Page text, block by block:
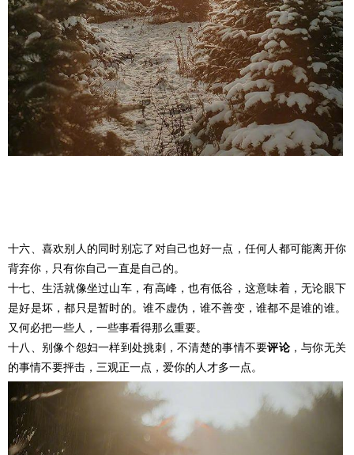
十六、喜欢别人的同时别忘了对自己也好一点，任何人都可能离开你
背弃你，只有你自己一直是自己的。
十七、生活就像坐过山车，有高峰，也有低谷，这意味着，无论眼下
是好是坏，都只是暂时的。谁不虚伪，谁不善变，谁都不是谁的谁。
又何必把一些人，一些事看得那么重要。
十八、别像个怨妇一样到处挑刺，不清楚的事情不要评论，与你无关
的事情不要抨击，三观正一点，爱你的人才多一点。